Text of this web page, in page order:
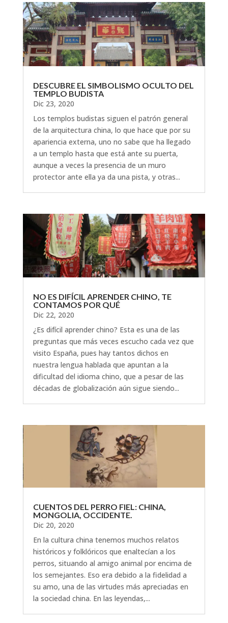
DESCUBRE EL SIMBOLISMO OCULTO DEL
TEMPLO BUDISTA
Dic 23, 2020
Los templos budistas siguen el patrón general
de la arquitectura china, lo que hace que por su
apariencia externa, uno no sabe que ha llegado
a un templo hasta que está ante su puerta,
aunque a veces la presencia de un muro
protector ante ella ya da una pista, y otras...
NO ES DIFÍCIL APRENDER CHINO, TE
CONTAMOS POR QUÉ
Dic 22, 2020
¿Es difícil aprender chino? Esta es una de las
preguntas que más veces escucho cada vez que
visito España, pues hay tantos dichos en
nuestra lengua hablada que apuntan a la
dificultad del idioma chino, que a pesar de las
décadas de globalización aún sigue siendo...
CUENTOS DEL PERRO FIEL: CHINA,
MONGOLIA, OCCIDENTE.
Dic 20, 2020
En la cultura china tenemos muchos relatos
históricos y folklóricos que enaltecían a los
perros, situando al amigo animal por encima de
los semejantes. Eso era debido a la fidelidad a
su amo, una de las virtudes más apreciadas en
la sociedad china. En las leyendas,...